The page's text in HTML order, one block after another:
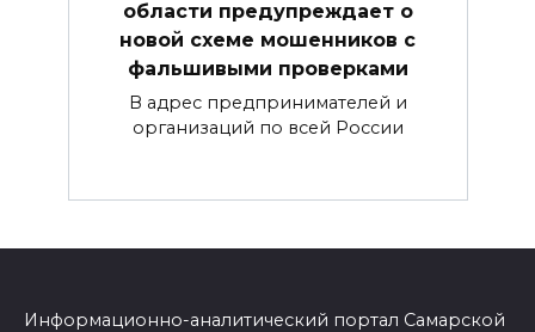
области предупреждает о
новой схеме мошенников с
фальшивыми проверками
В адрес предпринимателей и
организаций по всей России
Информационно-аналитический портал Самарской